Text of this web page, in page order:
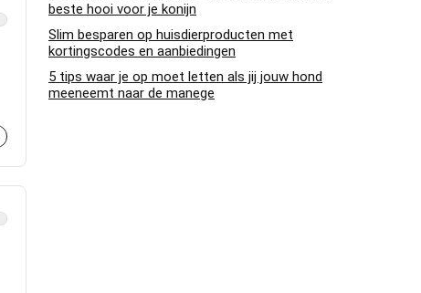
beste hooi voor je konijn
Slim besparen op huisdierproducten met
kortingscodes en aanbiedingen
5 tips waar je op moet letten als jij jouw hond
meeneemt naar de manege